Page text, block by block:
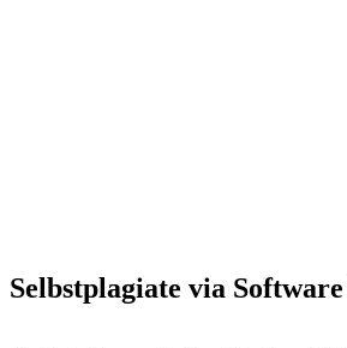
Selbstplagiate via